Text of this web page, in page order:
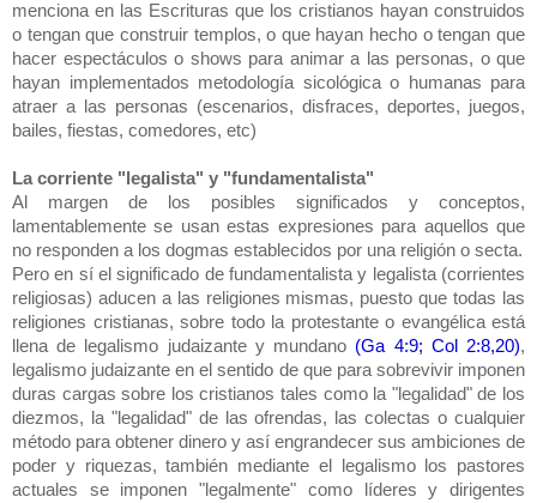
menciona en las Escrituras que los cristianos hayan construidos
o tengan que construir templos, o que hayan hecho o tengan que
hacer espectáculos o shows para animar a las personas, o que
hayan implementados metodología sicológica o humanas para
atraer a las personas (escenarios, disfraces, deportes, juegos,
bailes, fiestas, comedores, etc)
La corriente "legalista" y "fundamentalista"
Al margen de los posibles significados y conceptos,
lamentablemente se usan estas expresiones para aquellos que
no responden a los dogmas establecidos por una religión o secta.
Pero en sí el significado de fundamentalista y legalista (corrientes
religiosas) aducen a las religiones mismas, puesto que todas las
religiones cristianas, sobre todo la protestante o evangélica está
llena de legalismo judaizante y mundano (Ga 4:9; Col 2:8,20),
legalismo judaizante en el sentido de que para sobrevivir imponen
duras cargas sobre los cristianos tales como la "legalidad" de los
diezmos, la "legalidad" de las ofrendas, las colectas o cualquier
método para obtener dinero y así engrandecer sus ambiciones de
poder y riquezas, también mediante el legalismo los pastores
actuales se imponen "legalmente" como líderes y dirigentes